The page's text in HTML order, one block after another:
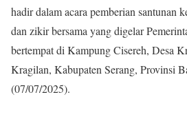
hadir dalam acara pemberian santunan
dan zikir bersama yang digelar
bertempat di Kampung Cisereh, Desa
Kragilan, Kabupaten Serang, Provinsi
(07/07/2025).